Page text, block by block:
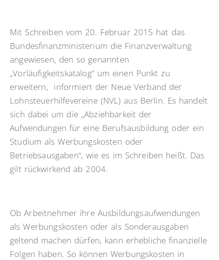
Mit Schreiben vom 20. Februar 2015 hat das
Bundesfinanzministerium die Finanzverwaltung
angewiesen, den so genannten
„Vorläufigkeitskatalog“ um einen Punkt zu
erweitern, informiert der Neue Verband der
Lohnsteuerhilfevereine (NVL) aus Berlin. Es handelt
sich dabei um die „Abziehbarkeit der
Aufwendungen für eine Berufsausbildung oder ein
Studium als Werbungskosten oder
Betriebsausgaben“, wie es im Schreiben heißt. Das
gilt rückwirkend ab 2004.
Ob Arbeitnehmer ihre Ausbildungsaufwendungen
als Werbungskosten oder als Sonderausgaben
geltend machen dürfen, kann erhebliche finanzielle
Folgen haben. So können Werbungskosten in